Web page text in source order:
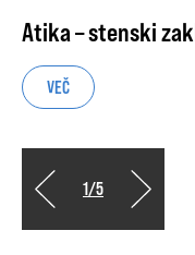
Atika – stenski
VEČ
1/5